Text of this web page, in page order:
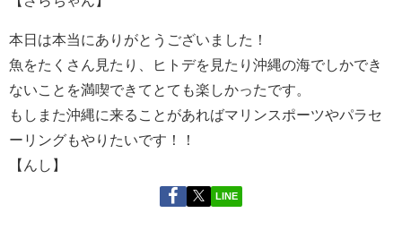
本日は本当にありがとうございました！
魚をたくさん見たり、ヒトデを見たり沖縄の海でしかでき
ないことを満喫できてとても楽しかったです。
もしまた沖縄に来ることがあればマリンスポーツやパラセ
ーリングもやりたいです！！
【んし】
LINE